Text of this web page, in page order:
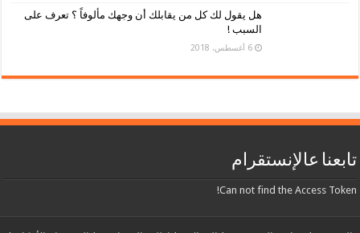
هل يقول لك كل من يقابلك أن وجهك مألوفاً ؟ تعرف على
السبب !
6 أغسطس، 2018
تابعنا عالإنستقرام
Can not find the Access Token!